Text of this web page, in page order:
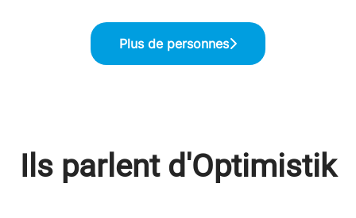
Plus de personnes
Ils parlent d'Optimistik